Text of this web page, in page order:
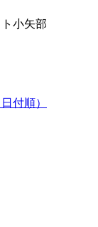
小矢部
付順）